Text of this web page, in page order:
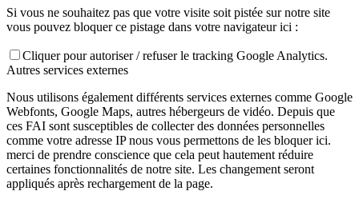
Si vous ne souhaitez pas que votre visite soit pistée sur notre site
vous pouvez bloquer ce pistage dans votre navigateur ici :
Cliquer pour autoriser / refuser le tracking Google Analytics.
Autres services externes
Nous utilisons également différents services externes comme Google
Webfonts, Google Maps, autres hébergeurs de vidéo. Depuis que
ces FAI sont susceptibles de collecter des données personnelles
comme votre adresse IP nous vous permettons de les bloquer ici.
merci de prendre conscience que cela peut hautement réduire
certaines fonctionnalités de notre site. Les changement seront
appliqués après rechargement de la page.